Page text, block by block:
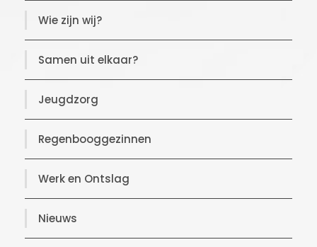
Wie zijn wij?
Samen uit elkaar?
Jeugdzorg
Regenbooggezinnen
Werk en Ontslag
Nieuws